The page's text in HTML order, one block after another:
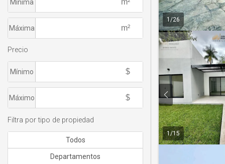
1 /26
1/15
Mínima
Máxima
Precio
Mínimo
Máximo
Filtra por tipo de propiedad
Todos
Departamentos